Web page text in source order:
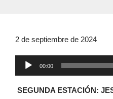
2 de septiembre de 2024
00:00
SEGUNDA ESTACIÓN: